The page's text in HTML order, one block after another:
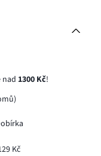
nad 1300 Kč!
Kč